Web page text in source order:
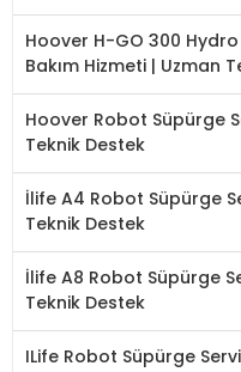
Hoover H-GO 300
Bakım Hizmeti | Uzman
Hoover Robot Süpürge
Teknik Destek
İlife A4 Robot Süpürge
Teknik Destek
İlife A8 Robot Süpürge
Teknik Destek
ILife Robot Süpürge